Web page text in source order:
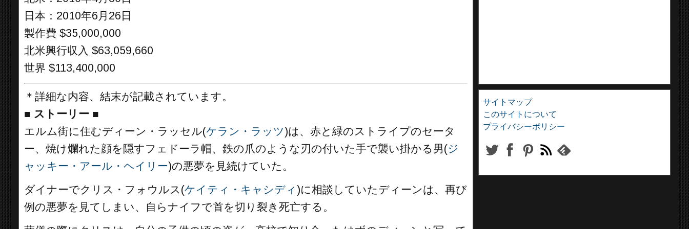
日本：2010年6月26日
製作費 $35,000,000
北米興行収入 $63,059,660
世界 $113,400,000
＊詳細な内容、結末が記載されています。
■ ストーリー ■
エルム街に住むディーン・ラッセル(ケラン・ラッツ)は、赤と緑のストライプのセータ
ー、焼け爛れた顔を隠すフェドーラ帽、鉄の爪のような刃の付いた手で襲い掛かる男(ジ
ャッキー・アール・ヘイリー)の悪夢を見続けていた。
ダイナーでクリス・フォウルス(ケイティ・キャシディ )に相談していたディーンは、再び
例の悪夢を見てしまい、自らナイフで首を切り裂き死亡する。
サイトマップ
このサイトについて
プライバシーポリシー